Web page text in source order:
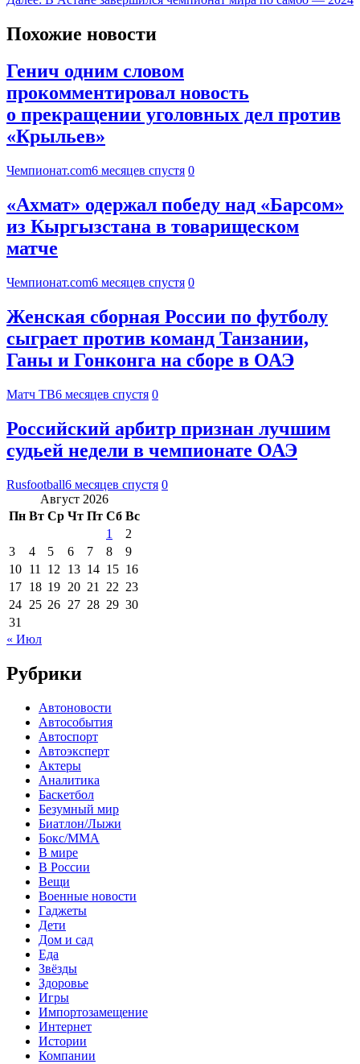
Похожие новости
Генич одним словом
прокомментировал новость
о прекращении уголовных дел против
«Крыльев»
Чемпионат.com6 месяцев спустя 0
«Ахмат» одержал победу над «Барсом»
из Кыргызстана в товарищеском
матче
Чемпионат.com6 месяцев спустя 0
Женская сборная России по футболу
сыграет против команд Танзании,
Ганы и Гонконга на сборе в ОАЭ
Матч ТВ6 месяцев спустя 0
Российский арбитр признан лучшим
судьей недели в чемпионате ОАЭ
Rusfootball6 месяцев спустя 0
Август 2026
Пн Вт Ср Чт Пт Сб Вс
1
2
3
4 5 6 7 8
9
10 11 12 13 14 15 16
17 18 19 20 21 22 23
24 25 26 27 28 29 30
31
« Июл
Рубрики
Автоновости
Автособытия
Автоспорт
Автоэксперт
Актеры
Аналитика
Баскетбол
Безумный мир
Биатлон/Лыжи
Бокс/MMA
В мире
В России
Вещи
Военные новости
Гаджеты
Дети
Дом и сад
Еда
Звёзды
Здоровье
Игры
Импортозамещение
Интернет
Истории
Компании